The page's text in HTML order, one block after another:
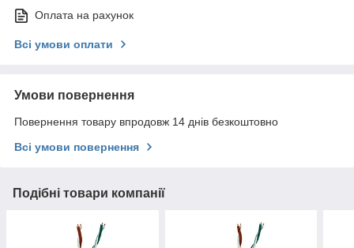
Оплата на рахунок
Всі умови оплати
Умови повернення
Повернення товару впродовж 14 днів безкоштовно
Всі умови повернення
Подібні товари компанії